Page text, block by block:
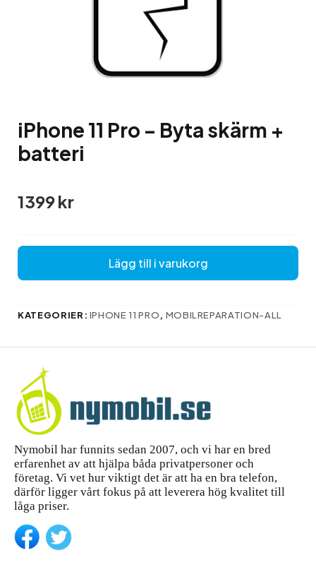
iPhone 11 Pro – Byta skärm +
batteri
1399kr
Lägg till i varukorg
KATEGORIER: IPHONE 11 PRO, MOBILREPARATION-ALL
Nymobil har funnits sedan 2007, och vi har en bred
erfarenhet av att hjälpa båda privatpersoner och
företag. Vi vet hur viktigt det är att ha en bra telefon,
därför ligger vårt fokus på att leverera hög kvalitet till
låga priser.